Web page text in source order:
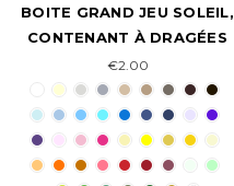
BOITE GRAND JEU SOLEIL,
CONTENANT À DRAGÉES
€2.00